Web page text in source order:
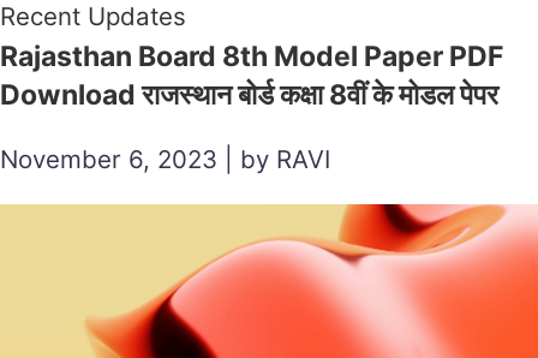
Recent Updates
Rajasthan Board 8th Model Paper PDF
Download राजस्थान बोर्ड कक्षा 8वीं के मोडल पेपर
November 6, 2023 | by RAVI